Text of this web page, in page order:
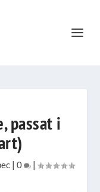
passat i
| 0 |